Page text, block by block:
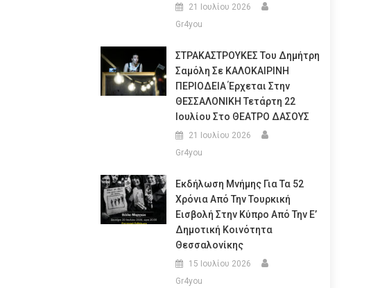
21 Ιουλίου 2026
Gr4you
ΣΤΡΑΚΑΣΤΡΟΥΚΕΣ Του Δημήτρη
Σαμόλη Σε ΚΑΛΟΚΑΙΡΙΝΗ
ΠΕΡΙΟΔΕΙΑ Έρχεται Στην
ΘΕΣΣΑΛΟΝΙΚΗ Τετάρτη 22
Ιουλίου Στο ΘΕΑΤΡΟ ΔΑΣΟΥΣ
21 Ιουλίου 2026
Gr4you
Εκδήλωση Μνήμης Για Τα 52
Χρόνια Από Την Τουρκική
Εισβολή Στην Κύπρο Από Την Ε’
Δημοτική Κοινότητα
Θεσσαλονίκης
15 Ιουλίου 2026
Gr4you